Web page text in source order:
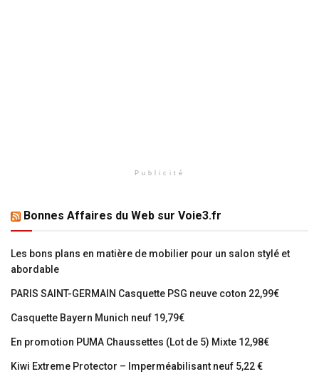
Publicité
Bonnes Affaires du Web sur Voie3.fr
Les bons plans en matière de mobilier pour un salon stylé et
abordable
PARIS SAINT-GERMAIN Casquette PSG neuve coton 22,99€
Casquette Bayern Munich neuf 19,79€
En promotion PUMA Chaussettes (Lot de 5) Mixte 12,98€
Kiwi Extreme Protector – Imperméabilisant neuf 5,22 €